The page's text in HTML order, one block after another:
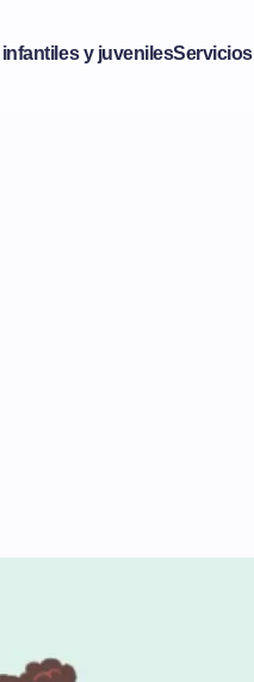
y juvenilesServicios